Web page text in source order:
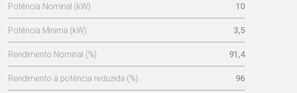
Potência Nominal (kW) 10
Potência Minima (kW) 3,5
Rendimento Nominal (%) 91,4
Rendimento à potência reduzida (%) 96